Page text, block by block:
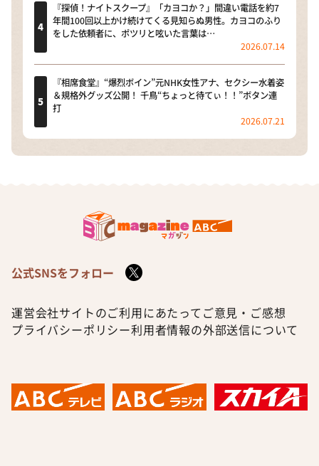
『探偵！ナイトスクープ』「カヨコか？」間違い電話を約7
年間100回以上かけ続けてくる見知らぬ男性。カヨコのふり
をした依頼者に、ポツリと呟いた言葉は…
2026.07.14
『相席食堂』“爆烈ボイン”元NHK女性アナ、セクシー水着姿
＆規格外グッズ公開！ 千鳥“ちょっと待てぃ！！”ボタン連
打
2026.07.21
公式SNSをフォロー
運営会社サイトのご利用にあたって ご意見・ご感想
プライバシーポリシー利用者情報の外部送信について